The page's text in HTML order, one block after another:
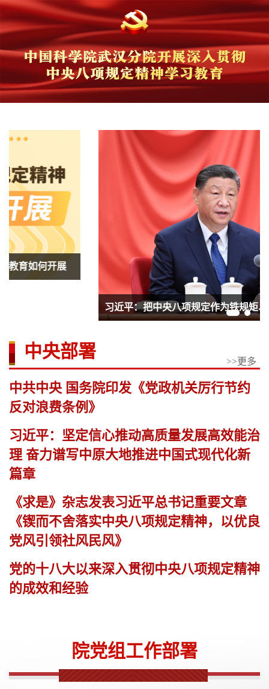
习近平：把中央八项规定作为铁规矩、硬杠杠
中央部署
>>更多
中共中央 国务院印发《党政机关厉行节约
反对浪费条例》
习近平：坚定信心推动高质量发展高效能治
理 奋力谱写中原大地推进中国式现代化新
篇章
《求是》杂志发表习近平总书记重要文章
《锲而不舍落实中央八项规定精神，以优良
党风引领社风民风》
党的十八大以来深入贯彻中央八项规定精神
的成效和经验
院党组工作部署